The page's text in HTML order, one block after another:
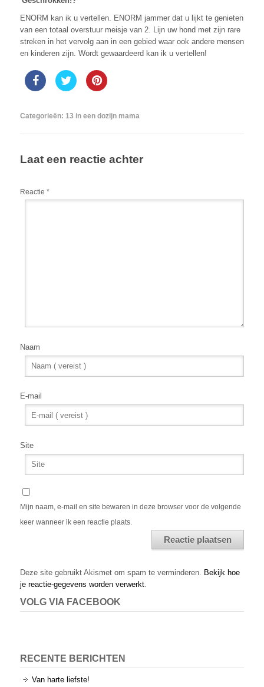
ENORM kan ik u vertellen. ENORM jammer dat u lijkt te genieten
van een totaal overstuur meisje van 2. Lijn uw hond met zijn rare
streken in het vervolg aan in een gebied waar ook andere mensen
en kinderen zijn. Wordt gewaardeerd kan ik u vertellen!
Categorieën: 13 in een dozijn mama
Laat een reactie achter
Reactie *
Naam
E-mail
Site
Mijn naam, e-mail en site bewaren in deze browser voor de volgende
keer wanneer ik een reactie plaats.
Deze site gebruikt Akismet om spam te verminderen. Bekijk hoe
je reactie-gegevens worden verwerkt.
VOLG VIA FACEBOOK
RECENTE BERICHTEN
Van harte liefste!